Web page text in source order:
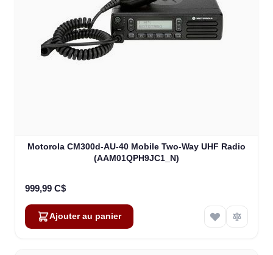
Motorola CM300d-AU-40 Mobile Two-Way UHF Radio
(AAM01QPH9JC1_N)
999,99 C$
Ajouter au panier